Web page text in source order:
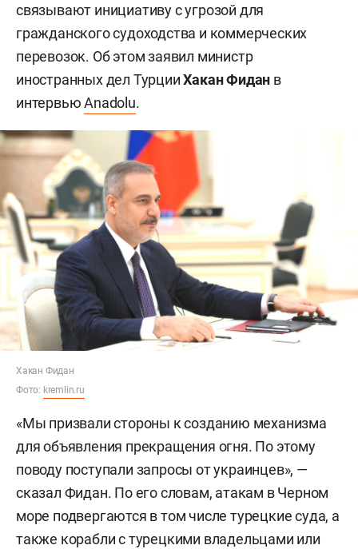
связывают инициативу с угрозой для
гражданского судоходства и коммерческих
перевозок. Об этом заявил министр
иностранных дел ТурцииХакан Фидан в
интервьюAnadolu.
Хакан Фидан
Фото: kremlin.ru
«Мы призвали стороны к созданию механизма
для объявления прекращения огня. По этому
поводу поступали запросы от украинцев», —
сказал Фидан. По его словам, атакам в Черном
море подвергаются в том числе турецкие суда, а
также корабли с турецкими владельцами или